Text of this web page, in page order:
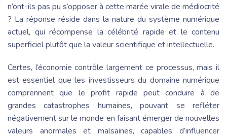
n’ont-ils pas pu s’opposer à cette marée virale de médiocrité
? La réponse réside dans la nature du système numérique
actuel, qui récompense la célébrité rapide et le contenu
superficiel plutôt que la valeur scientifique et intellectuelle.
Certes, l’économie contrôle largement ce processus, mais il
est essentiel que les investisseurs du domaine numérique
comprennent que le profit rapide peut conduire à de
grandes catastrophes humaines, pouvant se refléter
négativement sur le monde en faisant émerger de nouvelles
valeurs anormales et malsaines, capables d’influencer